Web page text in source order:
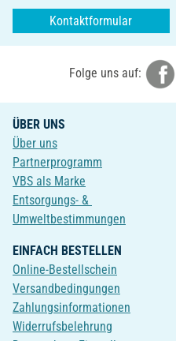
Kontaktformular
Folge uns auf:
ÜBER UNS
Über uns
Partnerprogramm
VBS als Marke
Entsorgungs- &
Umweltbestimmungen
EINFACH BESTELLEN
Online-Bestellschein
Versandbedingungen
Zahlungsinformationen
Widerrufsbelehrung